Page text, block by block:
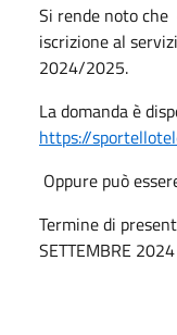
Si rende noto che
iscrizione al
2024/2025.
La domanda è
https://
Oppure può
Termine di
SETTEMBRE 2024